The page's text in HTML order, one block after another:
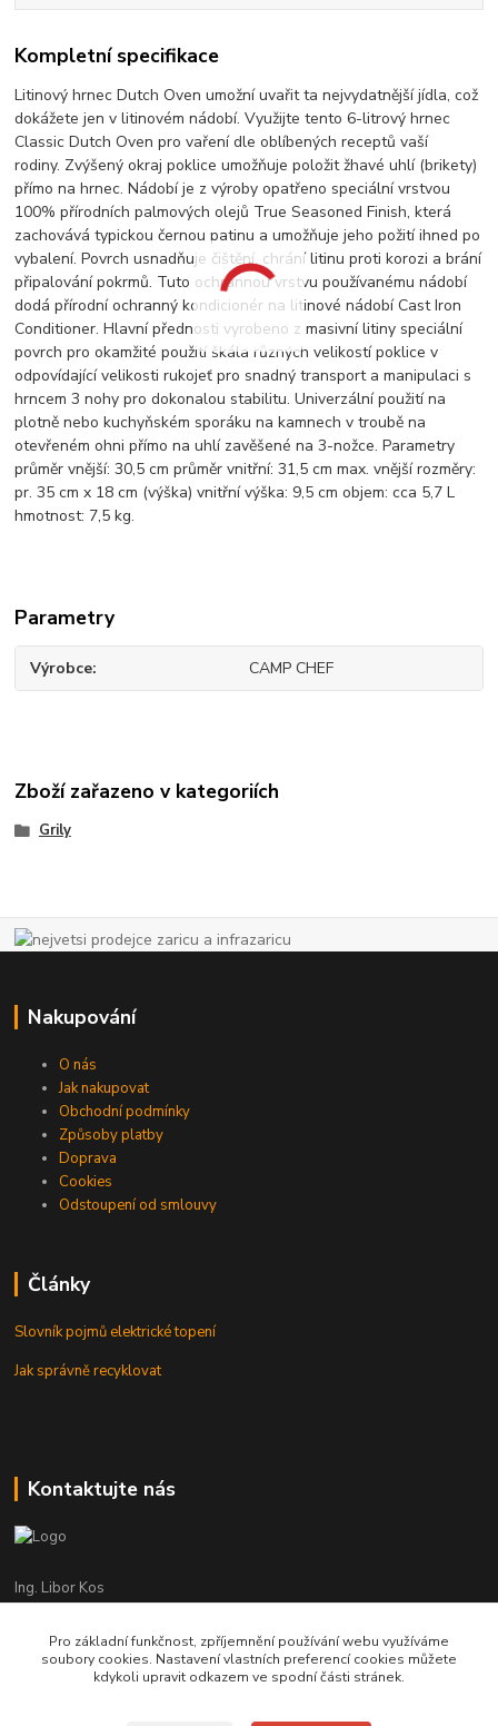
Kompletní specifikace
Litinový hrnec Dutch Oven umožní uvařit ta nejvydatnější jídla, což
dokážete jen v litinovém nádobí. Využijte tento 6-litrový hrnec
Classic Dutch Oven pro vaření dle oblíbených receptů vaší
rodiny. Zvýšený okraj poklice umožňuje položit žhavé uhlí (brikety)
přímo na hrnec. Nádobí je z výroby opatřeno speciální vrstvou
100% přírodních palmových olejů True Seasoned Finish, která
zachovává typickou černou patinu a umožňuje jeho požití ihned po
vybalení. Povrch usnadňuje čištění, chrání litinu proti korozi a brání
připalování pokrmů. Tuto ochrannou vrstvu používanému nádobí
dodá přírodní ochranný kondicionér na litinové nádobí Cast Iron
Conditioner. Hlavní přednosti vyrobeno z masivní litiny speciální
povrch pro okamžité použití škála různých velikostí poklice v
odpovídající velikosti rukojeť pro snadný transport a manipulaci s
hrncem 3 nohy pro dokonalou stabilitu. Univerzální použití na
plotně nebo kuchyňském sporáku na kamnech v troubě na
otevřeném ohni přímo na uhlí zavěšené na 3-nožce. Parametry
průměr vnější: 30,5 cm průměr vnitřní: 31,5 cm max. vnější rozměry:
pr. 35 cm x 18 cm (výška) vnitřní výška: 9,5 cm objem: cca 5,7 L
hmotnost: 7,5 kg.
Parametry
Výrobce CAMP CHEF
Zboží zařazeno v kategoriích
Grily
Nakupování
O nás
Jak nakupovat
Obchodní podmínky
Způsoby platby
Doprava
Cookies
Odstoupení od smlouvy
Články
Slovník pojmů elektrické topení
Jak správně recyklovat
Kontaktujte nás
Ing. Libor Kos
+420 601 555 225
(Po-Pá: 8-17:00 hod.)
info@infrasystemy.cz
Pro základní funkčnost, zpříjemnění používání webu využíváme
soubory cookies. Nastavení vlastních preferencí cookies můžete
kdykoli upravit odkazem ve spodní části stránek.